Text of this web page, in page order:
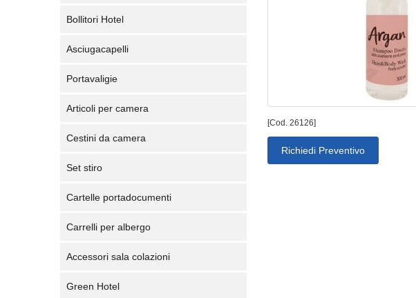
Bollitori Hotel
Asciugacapelli
Portavaligie
Articoli per camera
Cestini da camera
Set stiro
Cartelle portadocumenti
Carrelli per albergo
Accessori sala colazioni
Green Hotel
[Cod. 26126]
Richiedi Preventivo